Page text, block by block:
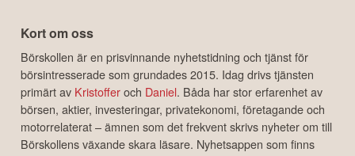
Kort om oss
Börskollen är en prisvinnande nyhetstidning och tjänst för
börsintresserade som grundades 2015. Idag drivs tjänsten
primärt av Kristofferoch Daniel. Båda har stor erfarenhet av
börsen, aktier, investeringar, privatekonomi, företagande och
motorrelaterat – ämnen som det frekvent skrivs nyheter om till
Börskollens växande skara läsare. Nyhetsappen som finns